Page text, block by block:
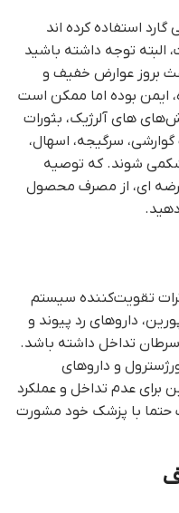
استفاده کرده اند
توجه داشته باشید
بروز عوارض خفیف و
ایمن بوده اما ممکن است
های آلرژیک، بثورات
گوارشی، سرگیجه، اسهال،
شوند. که توصيه
ای، از مصرف محصول
تقویت‌کننده سیستم
داروهای رد پیوند و
سرطان تداخل داشته باشد.
و داروهای
برای عدم تداخل و عملکرد
حتما با پزشک خود مشورت